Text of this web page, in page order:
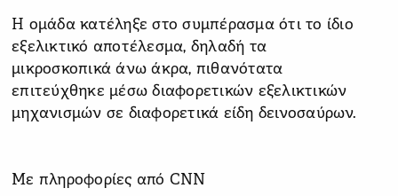
Η ομάδα κατέληξε στο συμπέρασμα ότι το ίδιο
εξελικτικό αποτέλεσμα, δηλαδή τα
μικροσκοπικά άνω άκρα, πιθανότατα
επιτεύχθηκε μέσω διαφορετικών εξελικτικών
μηχανισμών σε διαφορετικά είδη δεινοσαύρων.
Με πληροφορίες από CNN